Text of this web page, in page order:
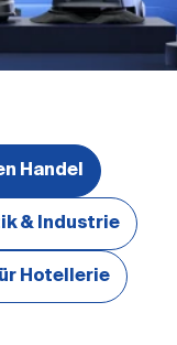
Handel
& Industrie
Hotellerie